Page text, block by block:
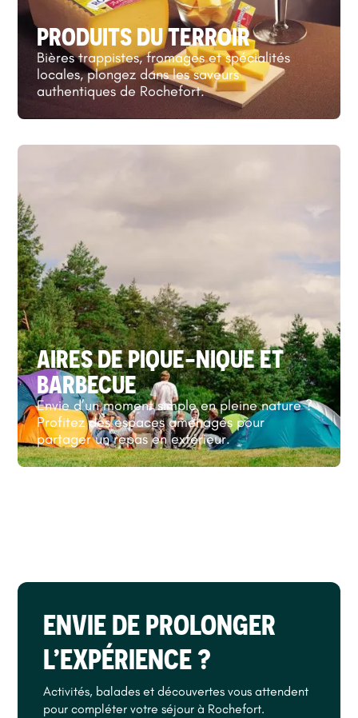
PRODUITS DU TERROIR
Bières trappistes, fromages et spécialités
locales, plongez dans les saveurs
authentiques de Rochefort.
AIRES DE PIQUE-NIQUE ET
BARBECUE
Envie d’un moment simple en pleine nature ?
Profitez des espaces aménagés pour
partager un repas en extérieur.
ENVIE DE PROLONGER
L’EXPÉRIENCE ?
Activités, balades et découvertes vous attendent
pour compléter votre séjour à Rochefort.